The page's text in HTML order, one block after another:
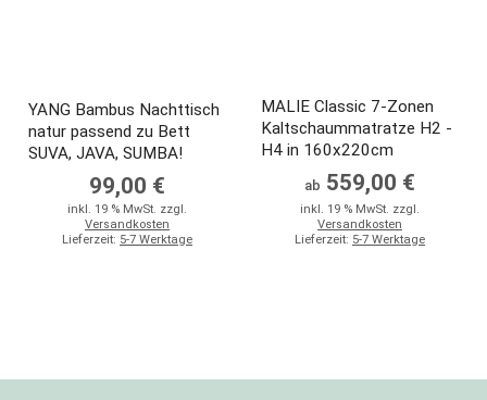
YANG Bambus Nachttisch
natur passend zu Bett
SUVA, JAVA, SUMBA!
99,00 €
inkl. 19 % MwSt. zzgl.
Versandkosten
Lieferzeit: 5-7 Werktage
MALIE Classic 7-Zonen
Kaltschaummatratze H2 -
H4 in 160x220cm
ab 559,00 €
inkl. 19 % MwSt. zzgl.
Versandkosten
Lieferzeit: 5-7 Werktage